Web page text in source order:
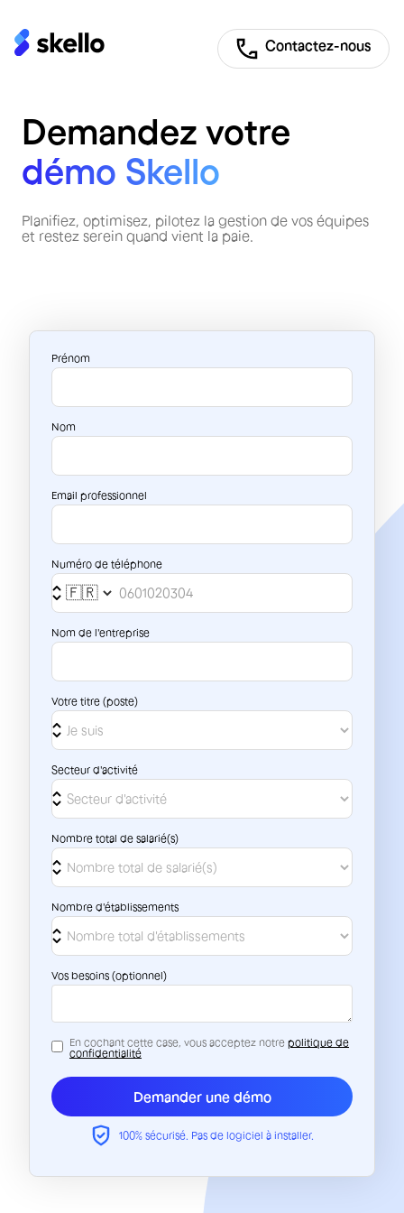
Contactez-nous
Demandez votre
démo Skello
Planifiez, optimisez, pilotez la gestion de vos équipes
et restez serein quand vient la paie.
Prénom
Nom
Email professionnel
Numéro de téléphone
Nom de l'entreprise
Votre titre (poste)
Secteur d'activité
Nombre total de salarié(s)
Nombre d'établissements
Vos besoins (optionnel)
En cochant cette case, vous acceptez notre politique de
confidentialité
100% sécurisé. Pas de logiciel à installer.